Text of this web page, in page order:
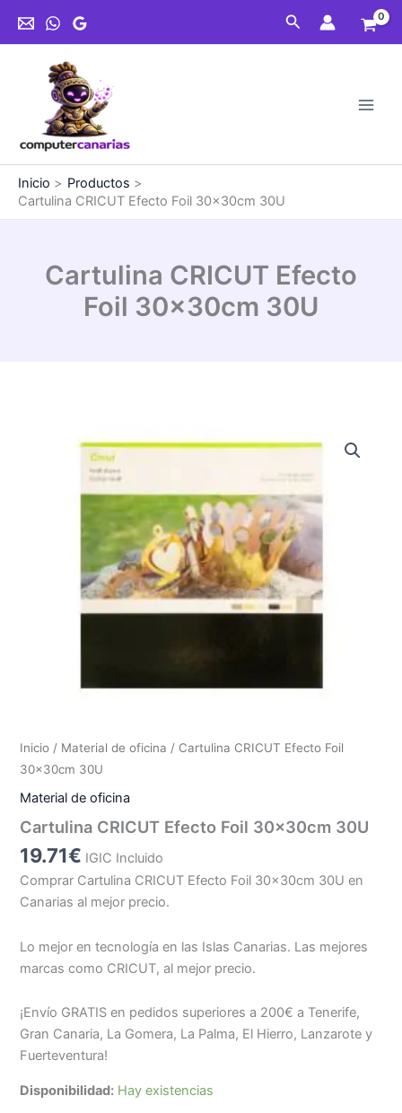
Buscar
Inicio
Productos
Cartulina CRICUT Efecto Foil 30x30cm 30U
Cartulina CRICUT Efecto
Foil 30x30cm 30U
Inicio / Material de oficina / Cartulina CRICUT Efecto Foil
30x30cm 30U
Material de oficina
Cartulina CRICUT Efecto Foil 30x30cm 30U
19.71€ IGIC Incluido
Comprar Cartulina CRICUT Efecto Foil 30x30cm 30U en
Canarias al mejor precio.
Lo mejor en tecnología en las Islas Canarias. Las mejores
marcas como CRICUT, al mejor precio.
¡Envío GRATIS en pedidos superiores a 200€ a Tenerife,
Gran Canaria, La Gomera, La Palma, El Hierro, Lanzarote y
Fuerteventura!
Disponibilidad: Hay existencias
Foil
30x30cm
cantidad